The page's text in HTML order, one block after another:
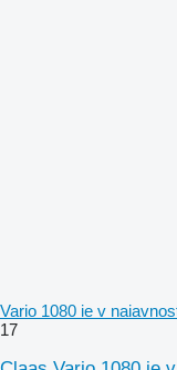
Vario 1080 ie v
17